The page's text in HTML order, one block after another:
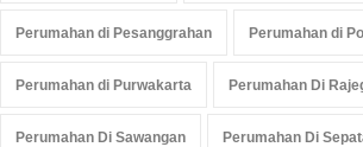
Perumahan di Pesanggrahan Perumahan di
Perumahan di Purwakarta Perumahan Di
Perumahan Di Sawangan Perumahan Di